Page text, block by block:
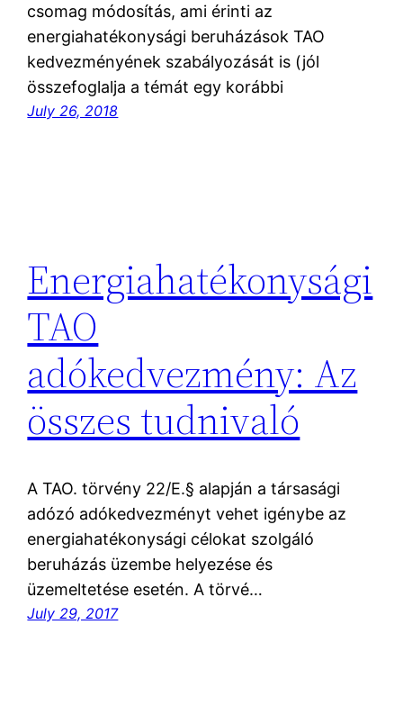
csomag módosítás, ami érinti az
energiahatékonysági beruházások TAO
kedvezményének szabályozását is (jól
összefoglalja a témát egy korábbi
July 26, 2018
Energiahatékonysági
TAO
adókedvezmény: Az
összes tudnivaló
A TAO. törvény 22/E.§ alapján a társasági
adózó adókedvezményt vehet igénybe az
energiahatékonysági célokat szolgáló
beruházás üzembe helyezése és
üzemeltetése esetén. A törvé…
July 29, 2017